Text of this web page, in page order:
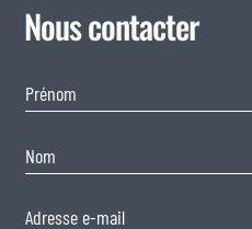
Nous contacter